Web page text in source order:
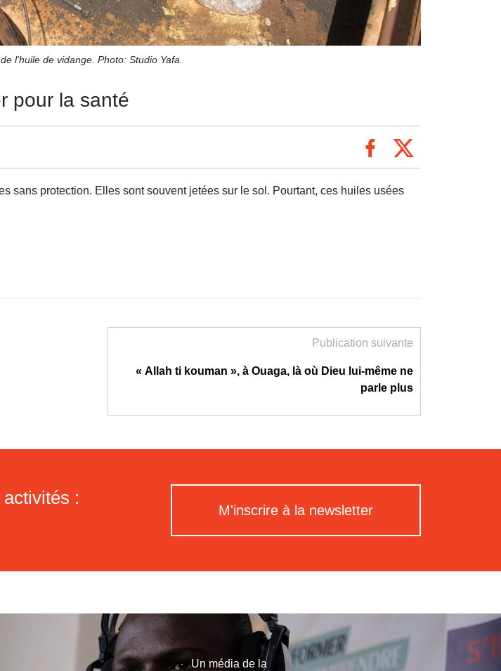
l'huile de vidange. Photo: Studio Yafa.
pour la santé
sans protection. Elles sont souvent jetées sur le sol. Pourtant, ces huiles usées
Publication suivante
« Allah ti kouman », à Ouaga, là où Dieu lui-même ne
parle plus
:
M'inscrire à la newsletter
Un média de la